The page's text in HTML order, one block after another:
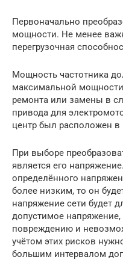
Первоначально
мощности. Не менее
перегрузочная
Мощность частотника
максимальной
ремонта или замены в
привода для
центр был расположен в
При выборе
является его
определённого
более низким, то он
напряжение сети будет
допустимое напряжение,
повреждению и
учётом этих рисков
большим интервалом